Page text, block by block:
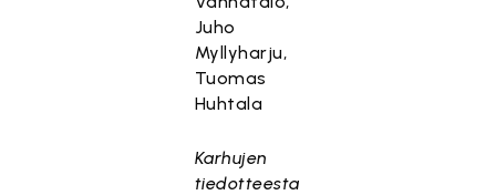
Juho
Myllyharju,
Tuomas
Huhtala
Karhujen
tiedotteesta